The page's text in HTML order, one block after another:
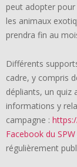
peut adopter
les animaux
prendra fin au
Différents
cadre, y compris
dépliants, un quiz
informations y
campagne :
Facebook du SPW
régulièrement